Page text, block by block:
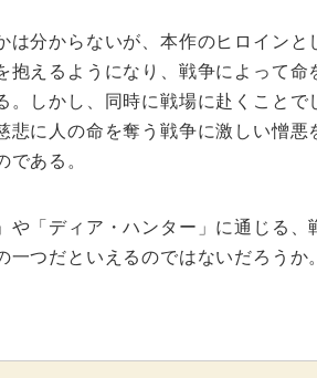
分からないが、本作のヒロインと
えるようになり、戦争によって
しかし、同時に戦場に赴くことで
に人の命を奪う戦争に激しい憎
ある。
「ディア・ハンター」に通じる
つだといえるのではないだろうか。